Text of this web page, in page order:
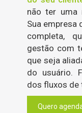
não ter uma
Sua empresa
completa,
gestão com
que seja
do usuário.
dos fluxos de
Quero